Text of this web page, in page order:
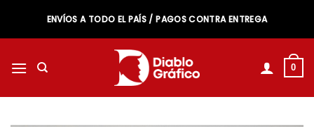
contenido
ENVÍOS A TODO EL PAÍS / PAGOS CONTRA ENTREGA
0